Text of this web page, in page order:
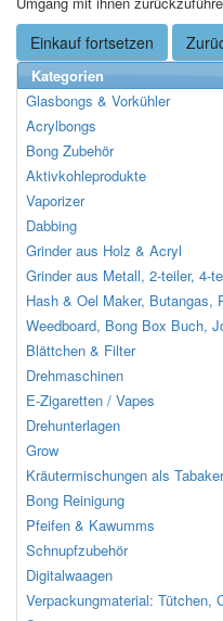
Einkauf fortsetzen
Kategorien
Glasbongs & Vorkühler
Acrylbongs
Bong Zubehör
Aktivkohleprodukte
Vaporizer
Dabbing
Grinder aus Holz & Acryl
Grinder aus Metall, 2-teiler, 4-
Hash & Oel Maker, Butangas,
Weedboard, Bong Box Buch,
Blättchen & Filter
Drehmaschinen
E-Zigaretten / Vapes
Drehunterlagen
Grow
Kräutermischungen als
Bong Reinigung
Pfeifen & Kawumms
Schnupfzubehör
Digitalwaagen
Verpackungmaterial: Tütchen,